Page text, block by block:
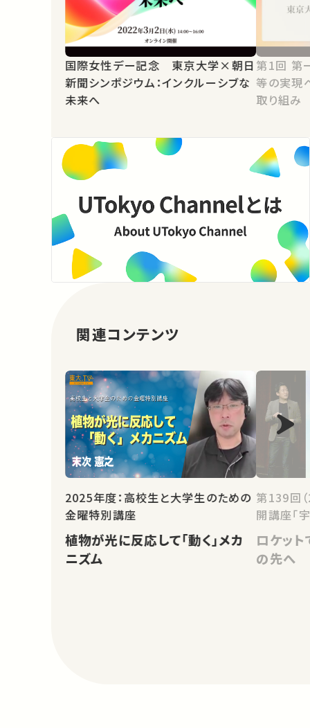
国際女性デー記念 東京大学×朝日
新聞シンポジウム：インクルーシブな
未来へ
第1回 第一部 対談：ジェンダー平
等の実現
取り組み
関連コンテンツ
2025年度：高校生と大学生のための
金曜特別講座
植物が光に反応して「動く」メカ
ニズム
第139回
開講座「
ロケット
の先へ